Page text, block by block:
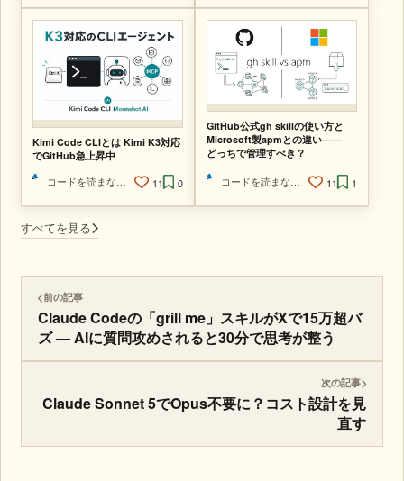
Kimi Code CLIとは Kimi K3対応
でGitHub急上昇中
コードを読まないAIエンジニア
11 0
GitHub公式gh skillの使い方と
Microsoft製apmとの違い——
どっちで管理すべき？
コードを読まないAIエンジニア 11 1
すべてを見る
前の記事
Claude Codeの「grill me」スキルがXで15万超バ
ズ — AIに質問攻めされると30分で思考が整う
次の記事
Claude Sonnet 5でOpus不要に？コスト設計を見
直す